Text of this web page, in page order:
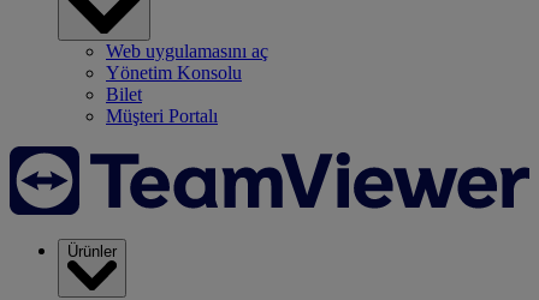
Web uygulamasını aç
Yönetim Konsolu
Bilet
Müşteri Portalı
Ürünler